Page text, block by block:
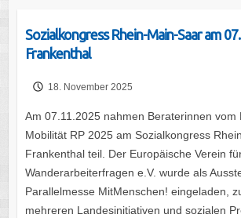
Sozialkongress Rhein-Main-Saar am
Frankenthal
18. November 2025
Am 07.11.2025 nahmen Beraterinnen vom
Mobilität RP 2025 am Sozialkongress
Frankenthal teil. Der Europäische Verein
Wanderarbeiterfragen e.V. wurde als
Parallelmesse MitMenschen! eingeladen,
mehreren Landesinitiativen und sozialen